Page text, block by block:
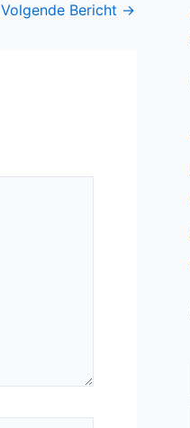
Volgende Bericht →